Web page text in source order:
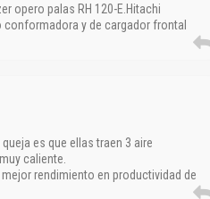
opero palas RH 120-E.Hitachi
conformadora y de cargador frontal
es que ellas traen 3 aire
caliente.
rendimiento en productividad de